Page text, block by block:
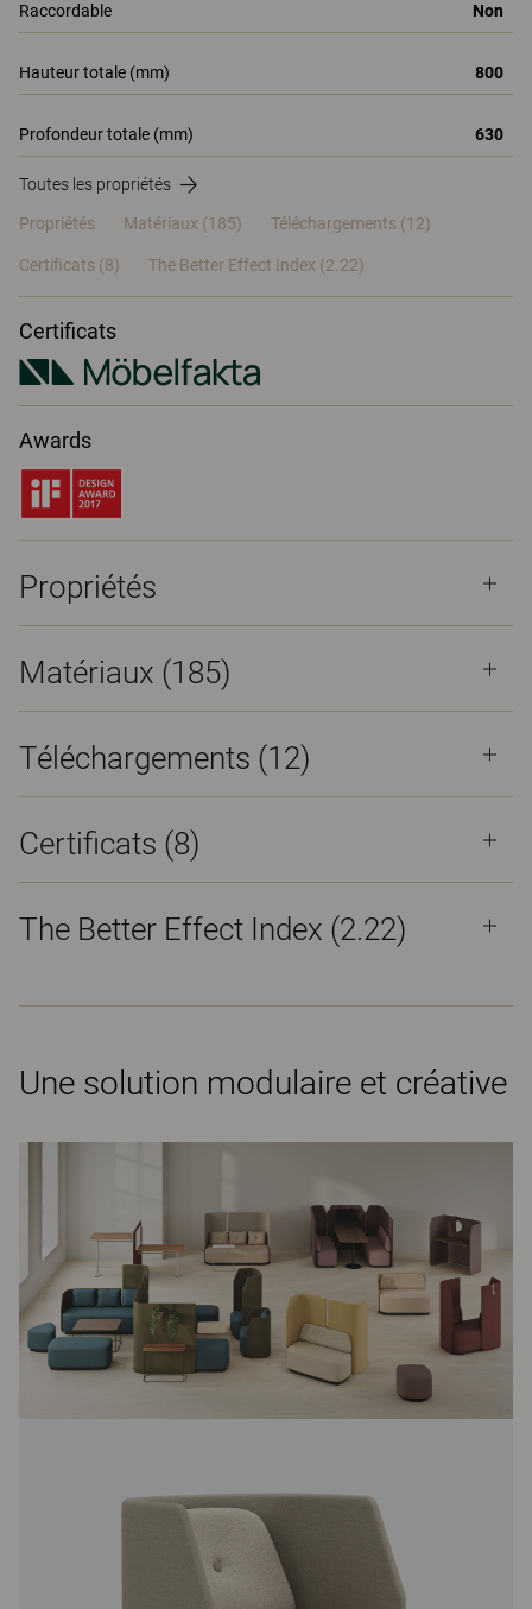
Raccordable Non
Hauteur totale (mm) 800
Profondeur totale (mm) 630
Toutes les propriétés
Propriétés Matériaux (185) Téléchargements (12)
Certificats (8) The Better Effect Index (2.22)
Certificats
Awards
Propriétés
Matériaux (185)
Téléchargements (12)
Certificats (8)
The Better Effect Index (2.22)
Une solution modulaire et créative